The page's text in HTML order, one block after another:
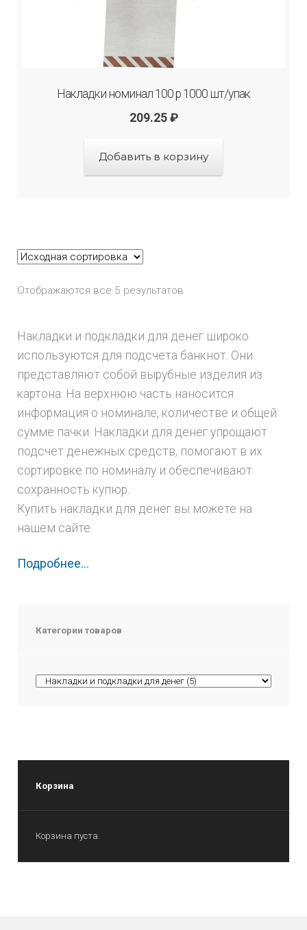
Накладки номинал 100 р 1000 шт/упак
209.25 ₽
Добавить в корзину
Отображаются все 5 результатов
Накладки и подкладки для денег широко
используются для подсчета банкнот. Они
представляют собой вырубные изделия из
картона. На верхнюю часть наносится
информация о номинале, количестве и общей
сумме пачки. Накладки для денег упрощают
подсчет денежных средств, помогают в их
сортировке по номиналу и обеспечивают
сохранность купюр.
Купить накладки для денег вы можете на
нашем сайте.
Подробнее...
Категории товаров
Корзина
Корзина пуста.